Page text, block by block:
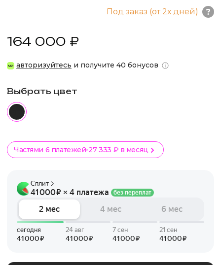
Под заказ (от 2х дней)
164 000 ₽
авторизуйтесь и получите 40 бонусов
Выбрать цвет
Частями 6 платежей 27 333 ₽ в месяц